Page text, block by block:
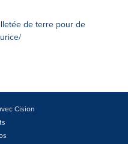
de terre pour de
Cision